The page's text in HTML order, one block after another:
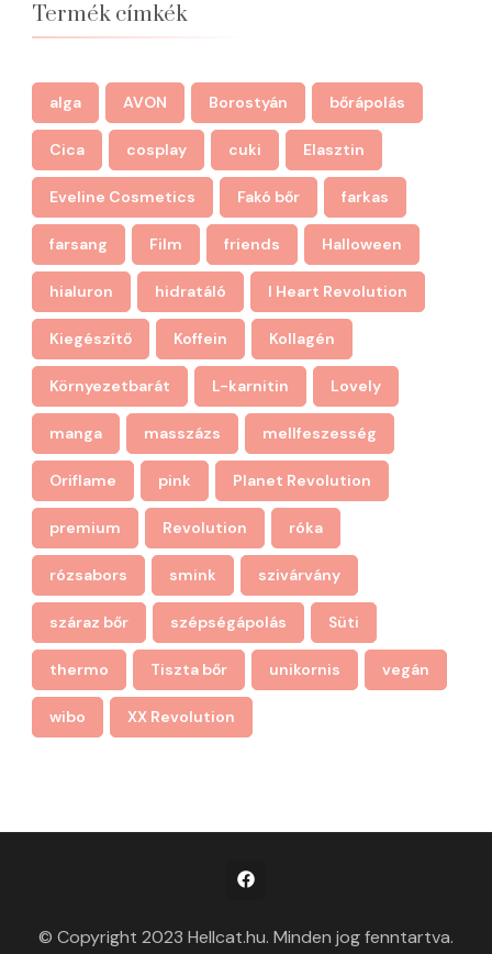
Termék címkék
alga AVON Borostyán bőrápolás
Cica cosplay cuki Elasztin
Eveline Cosmetics Fakó bőr farkas
farsang Film friends Halloween
hialuron hidratáló I Heart Revolution
Kiegészítő Koffein Kollagén
Környezetbarát L-karnitin Lovely
manga masszázs mellfeszesség
Oriflame pink Planet Revolution
premium Revolution róka
rózsabors smink szivárvány
száraz bőr szépségápolás Süti
thermo Tiszta bőr unikornis vegán
wibo XX Revolution
© Copyright 2023 Hellcat.hu. Minden jog fenntartva.